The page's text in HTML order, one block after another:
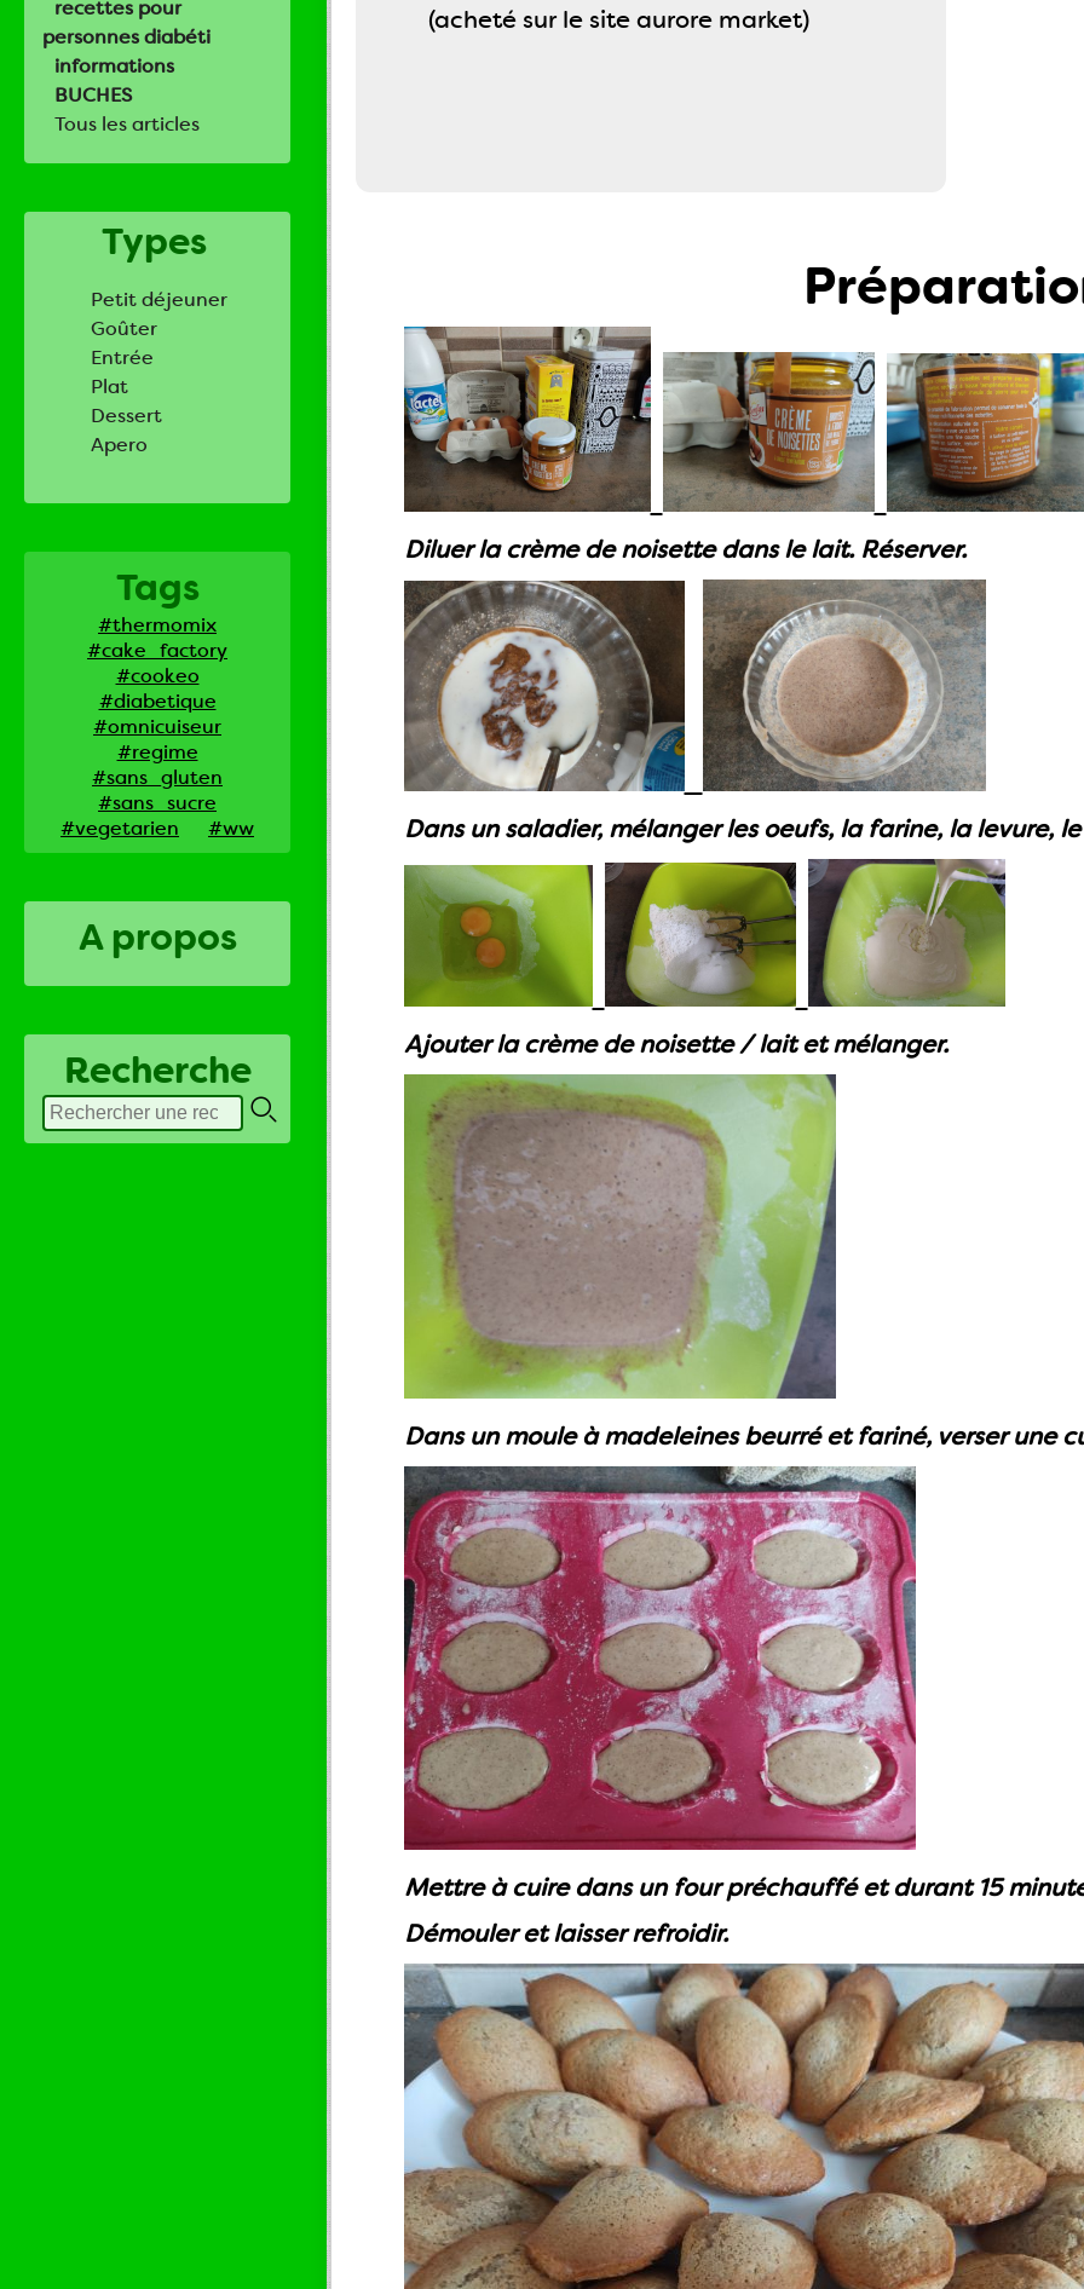
recettes pour
personnes diabéti
informations
BUCHES
Tous les articles
Types
Petit déjeuner
Goûter
Entrée
Plat
Dessert
Apero
Tags
#thermomix
#cake_factory
#cookeo
#diabetique
#omnicuiseur
#regime
#sans_gluten
#sans_sucre
#vegetarien
#ww
A propos
Recherche
(acheté sur le site aurore market)
Diluer la crème de noisette dans le lait. Réserver.
Dans un saladier, mélanger les oeufs, la farine, la levure,
Ajouter la crème de noisette / lait et mélanger.
Dans un moule à madeleines beurré et fariné, verser une
Mettre à cuire dans un four préchauffé et durant 15
Démouler et laisser refroidir.